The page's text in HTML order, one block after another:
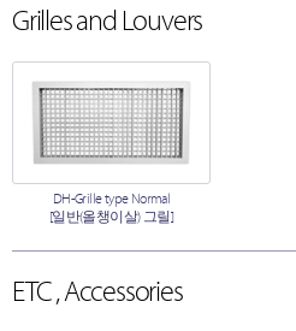
Grilles and Louvers
DH-Grille type Normal
[일반(올챙이살) 그릴]
ETC , Accessories